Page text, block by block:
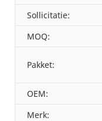
Sollicitatie:
MOQ:
Pakket:
OEM:
Merk: